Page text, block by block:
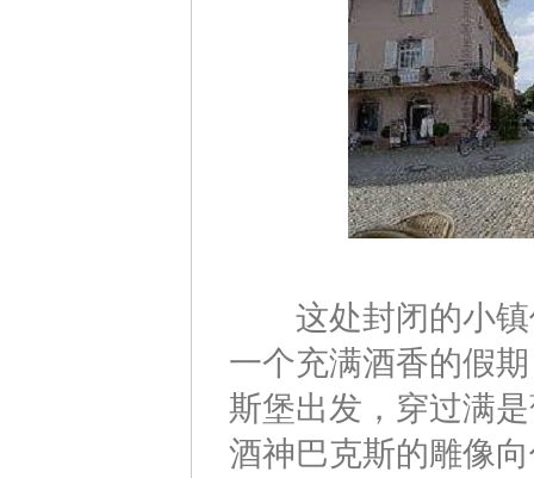
这处封闭的小镇
一个充满酒香的假
斯堡出发，穿过满
酒神巴克斯的雕像